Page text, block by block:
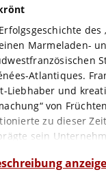
des
Marmeladen-
Atlantiques.
Liebhaber und
von
zu dieser
sein
sind